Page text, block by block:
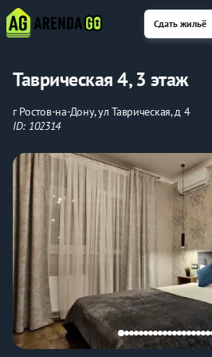
Сдать жильё
Таврическая 4, 3 этаж
г Ростов-на-Дону, ул Таврическая, д 4
ID: 102314